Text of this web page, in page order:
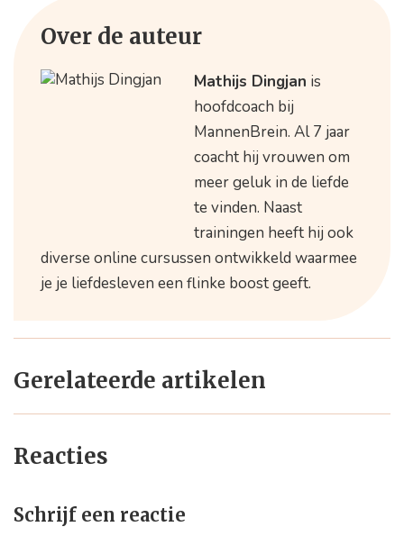
Over de auteur
Mathijs Dingjan is
hoofdcoach bij
MannenBrein. Al 7 jaar
coacht hij vrouwen om
meer geluk in de liefde
te vinden. Naast
trainingen heeft hij ook
diverse online cursussen ontwikkeld waarmee
je je liefdesleven een flinke boost geeft.
Gerelateerde artikelen
Reacties
Schrijf een reactie